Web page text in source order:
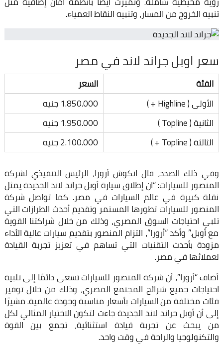
تنبيه الخروج من المسار، وتنبيه النقاط العمياء.
سعر اوبل جراند لاند في مصر
الفئة
السعر
الأولى ( Highline + )
1.850.000 جنيه
الثانية ( Topline )
1.950.000 جنيه
الثالثة ( Topline + )
2.100.000 جنيه
وفي ذلك الصدد، قال انكوش أرورا، الرئيس التنفيذي لشركة
المنصور للسيارات: “ان إطلاق سيارة أوبل جراند لاند الجديدة يمثل
نقلة كبيرة في عالم السيارات في مصر. كما تواصل شركة
المنصور للسيارات تطورها المستمر وتقديم أحدث الطرازات التي
تلبي احتياجات السوق المصري، وذلك من خلال شراكتنا القوية
مع أوبل.” وأكد “أرورا”، التزام المنصور بتقديم سيارات عالية الأداء
مزودة بأحدث التقنيات التي تساهم في تعزيز تجربة القيادة
لعملائها في مصر.
أضاف “أرورا”، أن شركة المنصور للسيارات تسعى دائمًا إلى تلبية
احتياجات جميع شرائح المجتمع المصري، وذلك من خلال توفير
فئات مختلفة من السيارات بأسعار مناسبة وجودة عالمية. مشيرًا
إلى أن أوبل جراند لاند الجديدة جاءت لتكون الاختيار المثالي لكل
من يبحث عن تجربة قيادة استثنائية، تجمع بين القوة
والتكنولوجيا والراحة في وقت واحد.